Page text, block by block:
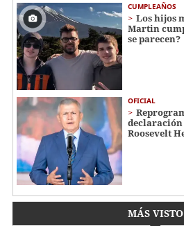
CUMPLEAÑOS
Los hijos
Martin
se parecen?
OFICIAL
declaración
Roosevelt
MÁS VISTO